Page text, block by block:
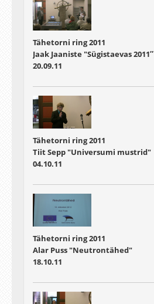
Tähetorni ring 2011
Jaak Jaaniste "Sügistaevas 2011″
20.09.11
Tähetorni ring 2011
Tiit Sepp "Universumi mustrid"
04.10.11
Tähetorni ring 2011
Alar Puss "Neutrontähed"
18.10.11